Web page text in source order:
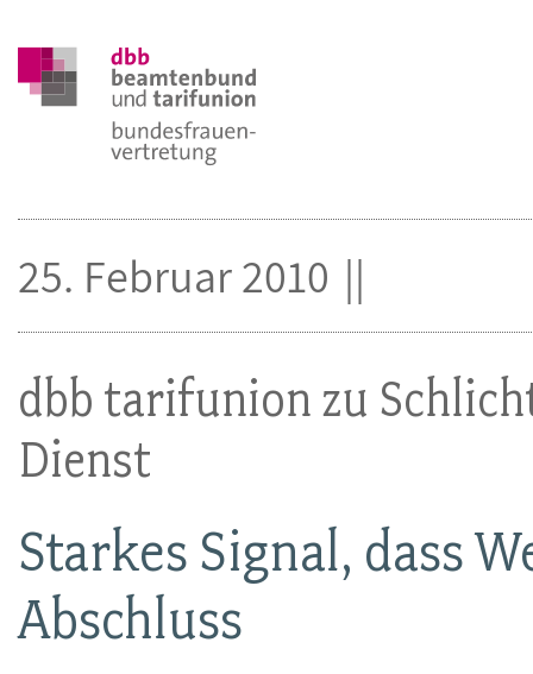
dbb tarifunion zu
Dienst
Starkes Signal, dass
Abschluss
25. Februar 2010